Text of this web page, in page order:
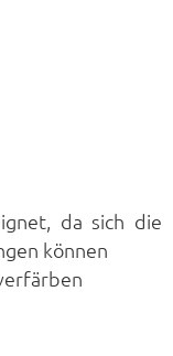
da sich die
können